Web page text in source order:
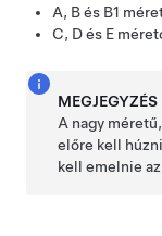
A, B és B1
C, D és E
MEGJEGYZÉS
A nagy
előre kell
kell emelnie